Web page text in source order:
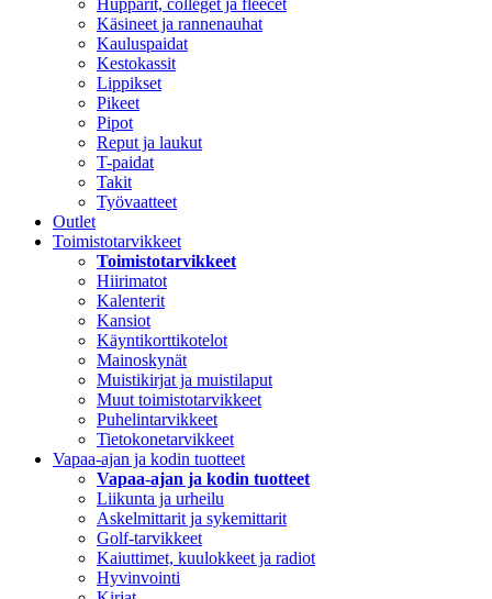
Hupparit, colleget ja fleecet
Käsineet ja rannenauhat
Kauluspaidat
Kestokassit
Lippikset
Pikeet
Pipot
Reput ja laukut
T-paidat
Takit
Työvaatteet
Outlet
Toimistotarvikkeet
Toimistotarvikkeet
Hiirimatot
Kalenterit
Kansiot
Käyntikorttikotelot
Mainoskynät
Muistikirjat ja muistilaput
Muut toimistotarvikkeet
Puhelintarvikkeet
Tietokonetarvikkeet
Vapaa-ajan ja kodin tuotteet
Vapaa-ajan ja kodin tuotteet
Liikunta ja urheilu
Askelmittarit ja sykemittarit
Golf-tarvikkeet
Kaiuttimet, kuulokkeet ja radiot
Hyvinvointi